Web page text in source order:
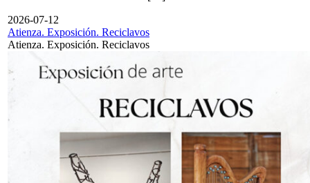
2026-07-12
Atienza. Exposición. Reciclavos
Atienza. Exposición. Reciclavos